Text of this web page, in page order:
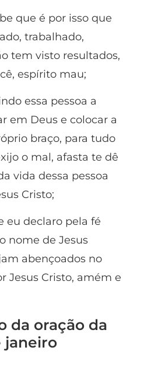
que é por isso que
trabalhado,
tem visto resultados,
espírito mau;
essa pessoa a
em Deus e colocar a
braço, para tudo
o mal, afasta te dê
vida dessa pessoa
Cristo;
eu declaro pela fé
nome de Jesus
abençoados no
Jesus Cristo, amém e
da oração da
janeiro